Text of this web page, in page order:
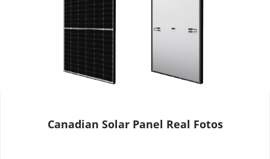
Canadian Solar Panel Real Fotos